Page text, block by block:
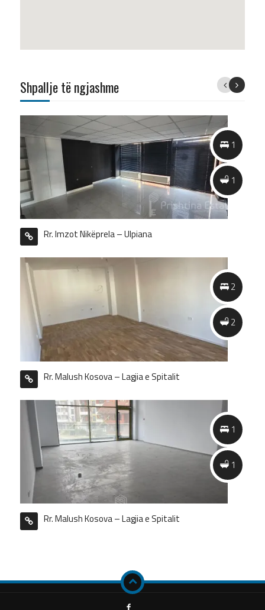
Shpallje të ngjashme
1
1
Rr. Imzot Nikëprela – Ulpiana
2
2
Rr. Malush Kosova – Lagjia e Spitalit
1
1
Rr. Malush Kosova – Lagjia e Spitalit